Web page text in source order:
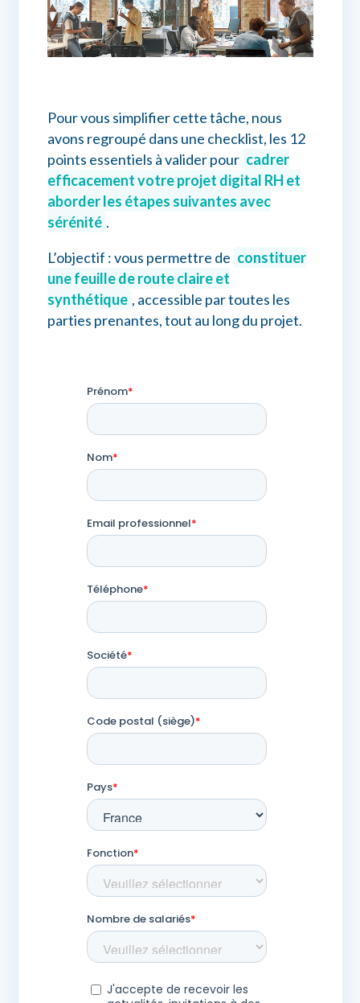
Pour vous simplifier cette tâche, nous
avons regroupé dans une checklist, les 12
points essentiels à valider pour cadrer
efficacement votre projet digital RH et
aborder les étapes suivantes avec
sérénité .
L’objectif : vous permettre de constituer
une feuille de route claire et
synthétique , accessible par toutes les
parties prenantes, tout au long du projet.